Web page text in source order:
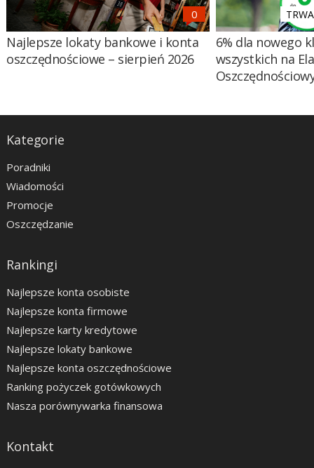
Najlepsze lokaty bankowe i konta
oszczędnościowe – sierpień 2026
6% dla nowego
wszystkich na
Kategorie
Poradniki
Wiadomości
Promocje
Oszczędzanie
Rankingi
Najlepsze konta osobiste
Najlepsze konta firmowe
Najlepsze karty kredytowe
Najlepsze lokaty bankowe
Najlepsze konta oszczędnościowe
Ranking pożyczek gotówkowych
Nasza porównywarka finansowa
Kontakt